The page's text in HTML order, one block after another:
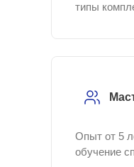
типы
Опыт от 5
обучение